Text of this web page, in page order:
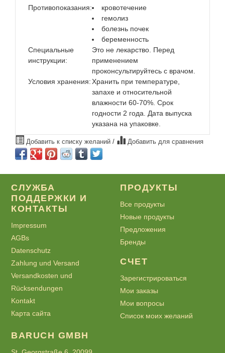
Противопоказания:
кровотечение
гемолиз
болезнь почек
беременность
Специальные
инструкции:
Это не лекарство. Перед
применением
проконсультируйтесь с врачом.
Условия хранения:Хранить при температуре,
запахе и относительной
влажности 60-70%. Срок
годности 2 года. Дата выпуска
указана на упаковке.
Добавить к списку желаний / Добавить для сравнения
СЛУЖБА
ПОДДЕРЖКИ И
КОНТАКТЫ
Impressum
AGBs
Datenschutz
Zahlung und Versand
Versandkosten und
Rücksendungen
Kontakt
Карта сайта
ПРОДУКТЫ
Все продукты
Новые продукты
Предложения
Бренды
СЧЕТ
Зарегистрироваться
Мои заказы
Мои вопросы
Список моих желаний
BARUCH GMBH